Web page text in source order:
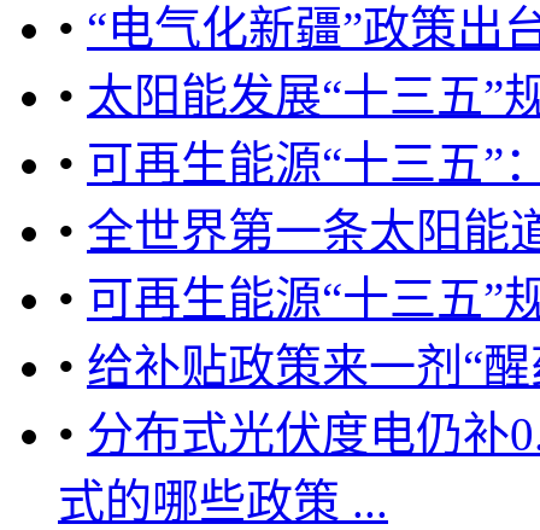
• “电气化新疆”政策出
• 太阳能发展“十三五”
• 可再生能源“十三五”
• 全世界第一条太阳能
• 可再生能源“十三五”
• 给补贴政策来一剂“醒
• 分布式光伏度电仍补
式的哪些政策 ...